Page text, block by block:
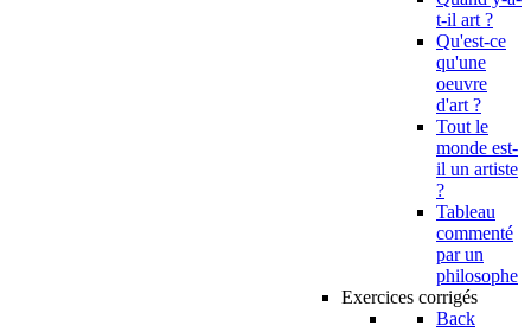
t-il art ?
Qu'est-ce
qu'une
oeuvre
d'art ?
Tout le
monde est-
il un artiste
?
Tableau
commenté
par un
philosophe
Exercices corrigés
Back